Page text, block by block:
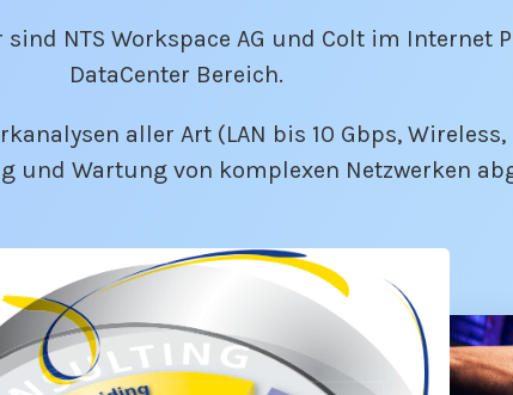
NTS Workspace AG und Colt im Internet
DataCenter Bereich.
aller Art (LAN bis 10 Gbps, Wireless,
und Wartung von komplexen Netzwerken